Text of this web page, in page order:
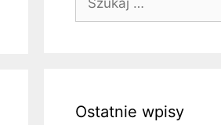
Ostatnie wpisy